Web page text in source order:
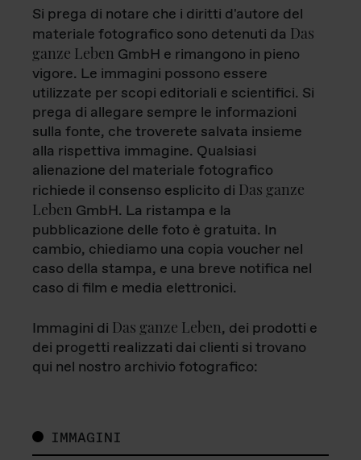
Si prega di notare che i diritti d'autore del
materiale fotografico sono detenuti da Das
ganze Leben GmbH e rimangono in pieno
vigore. Le immagini possono essere
utilizzate per scopi editoriali e scientifici. Si
prega di allegare sempre le informazioni
sulla fonte, che troverete salvata insieme
alla rispettiva immagine. Qualsiasi
alienazione del materiale fotografico
richiede il consenso esplicito di Das ganze
Leben GmbH. La ristampa e la
pubblicazione delle foto è gratuita. In
cambio, chiediamo una copia voucher nel
caso della stampa, e una breve notifica nel
caso di film e media elettronici.
Immagini di Das ganze Leben, dei prodotti e
dei progetti realizzati dai clienti si trovano
qui nel nostro archivio fotografico:
IMMAGINI